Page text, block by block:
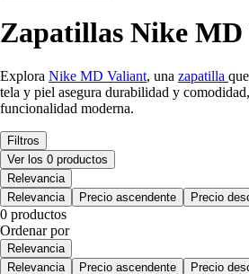
Zapatillas Nike
Explora Nike MD Valiant, una zapatilla
tela y piel asegura durabilidad y
funcionalidad moderna.
Filtros
Ver los 0 productos
Relevancia
Relevancia
Precio ascendente Precio
0 productos
Ordenar por
Relevancia
Relevancia
Precio ascendente Precio